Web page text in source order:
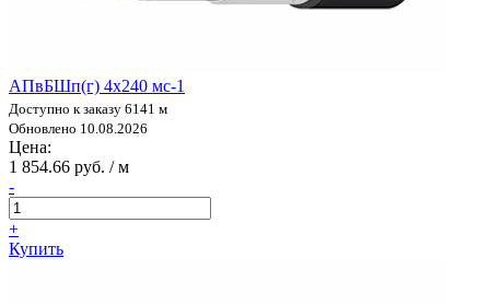
АПвБШп(г) 4х240 мс-1
Доступно к заказу 6141 м
Обновлено 10.08.2026
Цена:
1 854.66 руб. / м
-
+
Купить